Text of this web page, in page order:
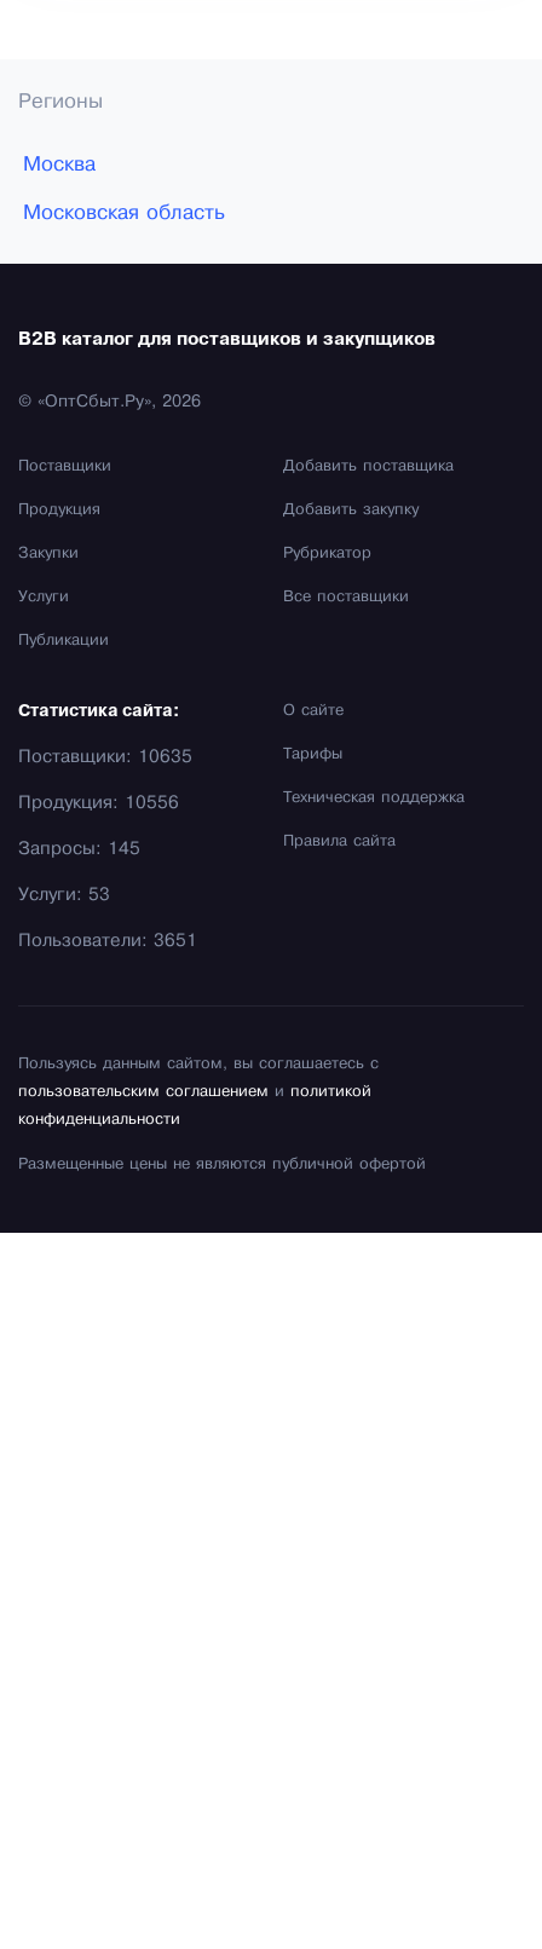
Регионы
Москва
Московская область
B2B каталог для поставщиков и закупщиков
© «ОптСбыт.Ру», 2026
Поставщики
Продукция
Закупки
Услуги
Публикации
Добавить поставщика
Добавить закупку
Рубрикатор
Все поставщики
О сайте
Тарифы
Техническая поддержка
Правила сайта
Статистика сайта:
Поставщики: 10635
Продукция: 10556
Запросы: 145
Услуги: 53
Пользователи: 3651
Пользуясь данным сайтом, вы соглашаетесь с
пользовательским соглашением и политикой
конфиденциальности
Размещенные цены не являются публичной офертой